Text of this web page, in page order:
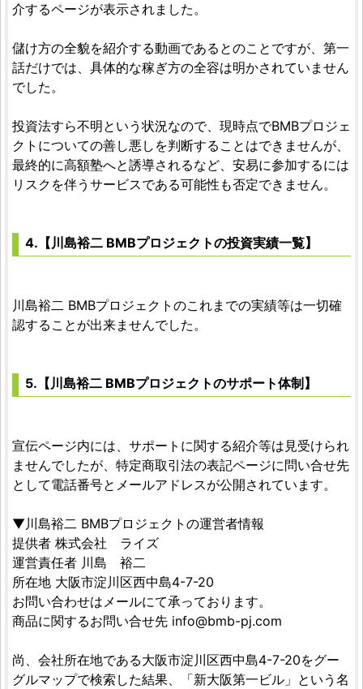
介するページが表示されました。
儲け方の全貌を紹介する動画であるとのことですが、第一
話だけでは、具体的な稼ぎ方の全容は明かされていません
でした。
投資法すら不明という状況なので、現時点でBMBプロジェ
クトについての善し悪しを判断することはできませんが、
最終的に高額塾へと誘導されるなど、安易に参加するには
リスクを伴うサービスである可能性も否定できません。
4.【川島裕二 BMBプロジェクトの投資実績一覧】
川島裕二 BMBプロジェクトのこれまでの実績等は一切確
認することが出来ませんでした。
5.【川島裕二 BMBプロジェクトのサポート体制】
宣伝ページ内には、サポートに関する紹介等は見受けられ
ませんでしたが、特定商取引法の表記ページに問い合せ先
として電話番号とメールアドレスが公開されています。
▼川島裕二 BMBプロジェクトの運営者情報
提供者 株式会社 ライズ
運営責任者 川島 裕二
所在地 大阪市淀川区西中島4-7-20
お問い合わせはメールにて承っております。
商品に関するお問い合せ先 info@bmb-pj.com
尚、会社所在地である大阪市淀川区西中島4-7-20をグー
グルマップで検索した結果、「新大阪第一ビル」という名